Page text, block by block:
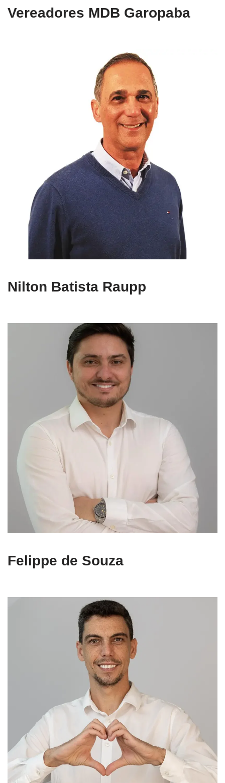
Vereadores MDB Garopaba
Nilton Batista Raupp
Felippe de Souza